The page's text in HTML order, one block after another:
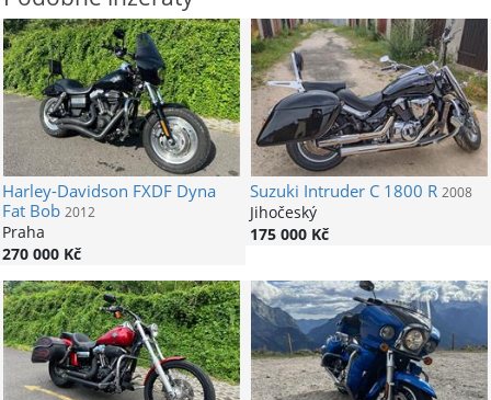
Harley-Davidson FXDF Dyna
Fat Bob 2012
Praha
270 000 Kč
Suzuki Intruder C 1800 R 2008
Jihočeský
175 000 Kč